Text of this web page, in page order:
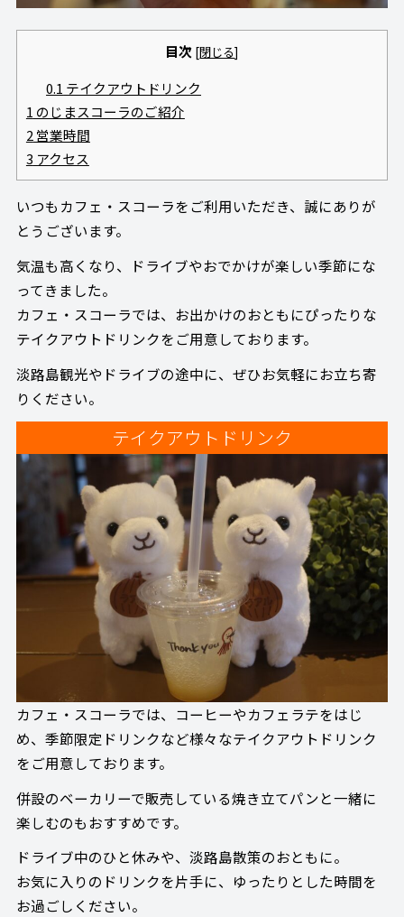
目次 [閉じる]
0.1 テイクアウトドリンク
1 のじまスコーラのご紹介
2営業時間
3 アクセス
いつもカフェ・スコーラをご利用いただき、誠にありが
とうございます。
気温も高くなり、ドライブやおでかけが楽しい季節にな
ってきました。
カフェ・スコーラでは、お出かけのおともにぴったりな
テイクアウトドリンクをご用意しております。
淡路島観光やドライブの途中に、ぜひお気軽にお立ち寄
りください。
テイクアウトドリンク
カフェ・スコーラでは、コーヒーやカフェラテをはじ
め、季節限定ドリンクなど様々なテイクアウトドリンク
をご用意しております。
併設のベーカリーで販売している焼き立てパンと一緒に
楽しむのもおすすめです。
ドライブ中のひと休みや、淡路島散策のおともに。
お気に入りのドリンクを片手に、ゆったりとした時間を
お過ごしください。